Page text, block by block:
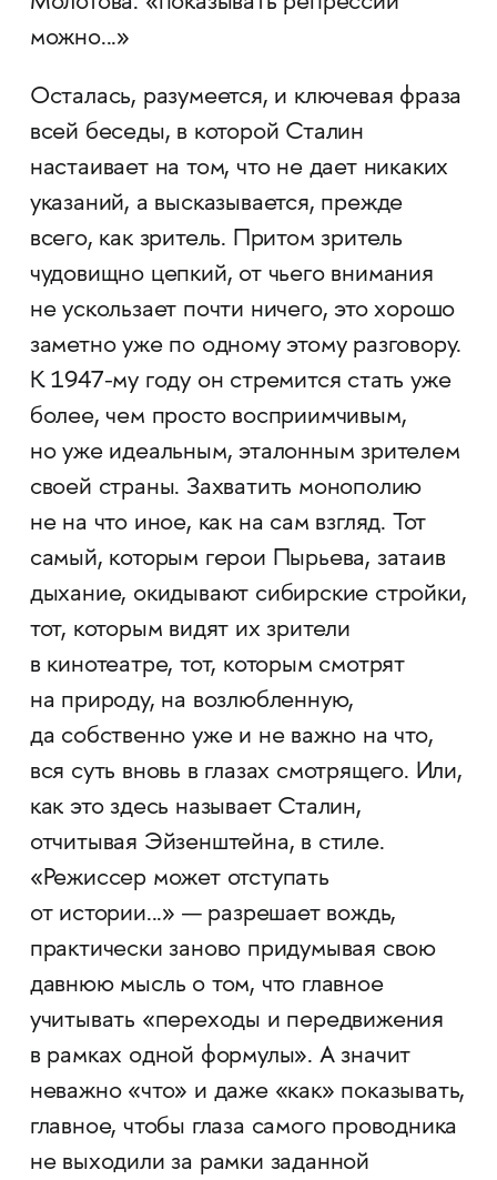
можно...»
Осталась, разумеется, и ключевая фраза
всей беседы, в которой Сталин
настаивает на том, что не дает никаких
указаний, а высказывается, прежде
всего, как зритель. Притом зритель
чудовищно цепкий, от чьего внимания
не ускользает почти ничего, это хорошо
заметно уже по одному этому разговору.
К 1947-му году он стремится стать уже
более, чем просто восприимчивым,
но уже идеальным, эталонным зрителем
своей страны. Захватить монополию
не на что иное, как на сам взгляд. Тот
самый, которым герои Пырьева, затаив
дыхание, окидывают сибирские стройки,
тот, которым видят их зрители
в кинотеатре, тот, которым смотрят
на природу, на возлюбленную,
да собственно уже и не важно на что,
вся суть вновь в глазах смотрящего. Или,
как это здесь называет Сталин,
отчитывая Эйзенштейна, в стиле.
«Режиссер может отступать
от истории...» — разрешает вождь,
практически заново придумывая свою
давнюю мысль о том, что главное
учитывать «переходы и передвижения
в рамках одной формулы». А значит
неважно «что» и даже «как» показывать,
главное, чтобы глаза самого проводника
не выходили за рамки заданной